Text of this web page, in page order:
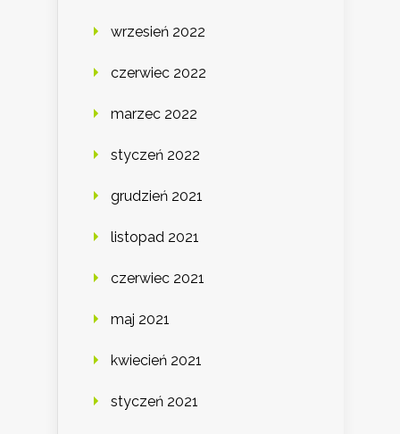
wrzesień 2022
czerwiec 2022
marzec 2022
styczeń 2022
grudzień 2021
listopad 2021
czerwiec 2021
maj 2021
kwiecień 2021
styczeń 2021